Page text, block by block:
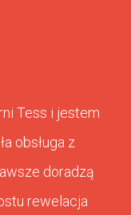
Tess i jestem
obsługa z
doradzą
rewelacja